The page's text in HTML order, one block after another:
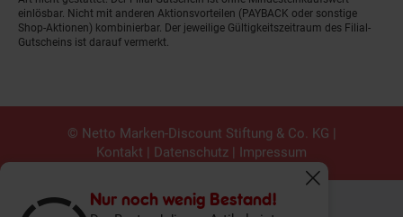
Nur noch wenig Bestand!
Fenster
einlösbar. Nicht mit anderen Aktionsvorteilen (PAYBACK oder sonstige
Shop-Aktionen) kombinierbar. Der jeweilige Gültigkeitszeitraum des Filial-
Gutscheins ist darauf vermerkt.
© Netto Marken-Discount Stiftung & Co. KG |
Kontakt | Datenschutz | Impressum